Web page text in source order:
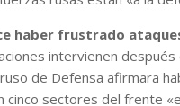
haber frustrado
intervienen después
de Defensa afirmara
cinco sectores del frente